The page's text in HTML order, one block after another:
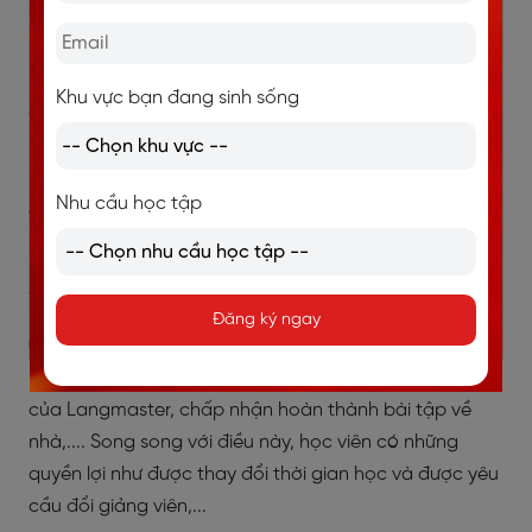
3. Văn hóa kỷ luật
Đến với Langmaster, bạn sẽ được tiếp xúc với văn hóa
kỷ luật qua cam kết 3 bên: Langmaster, giảng viên và
chuyên môn và năng lực giảng dạy, đồng thời cam kết
hỗ trợ học viên trong suốt quá trình học.
Đăng ký test trình độ MIỄN PHÍ: TẠI ĐÂY
Giảng viên cam kết chất lượng đầu ra của học viên.
Học viên cam kết đồng ý tham gia vào mọi buổi học
của Langmaster, chấp nhận hoàn thành bài tập về
nhà,.... Song song với điều này, học viên có những
quyền lợi như được thay đổi thời gian học và được yêu
cầu đổi giảng viên,...
Khu vực bạn đang sinh sống
Nhu cầu học tập
Đăng ký ngay